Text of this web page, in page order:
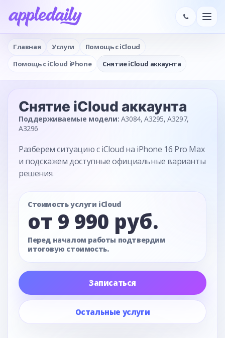
Главная Услуги
Помощь с iCloud
Помощь с iCloud iPhone
Снятие iCloud аккаунта
Снятие iCloud аккаунта
Поддерживаемые модели: A3084, A3295, A3297,
A3296
Разберем ситуацию с iCloud на iPhone 16 Pro Max
и подскажем доступные официальные варианты
решения.
Стоимость услуги iCloud
от 9 990 руб.
Перед началом работы подтвердим
итоговую стоимость.
Записаться
Остальные услуги